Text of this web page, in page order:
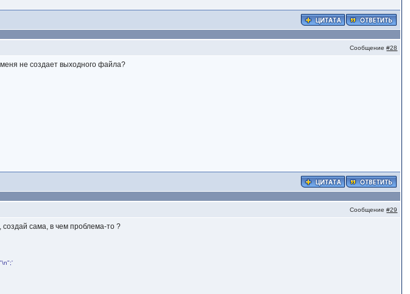
Сообщение#28
не создает выходного файла?
Сообщение#29
сама, в чем проблема-то ?